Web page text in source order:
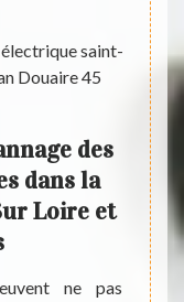
des
dans la
Loire et
ne pas
Les